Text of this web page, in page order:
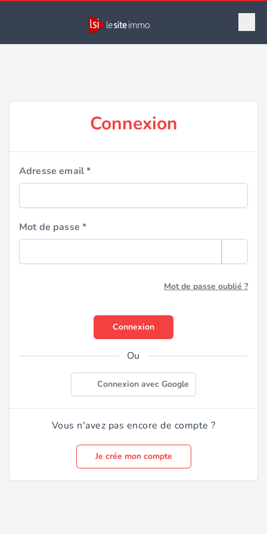
Connexion
Adresse email *
Mot de passe *
Mot de passe oublié ?
Connexion
Ou
Connexion avec Google
Vous n'avez pas encore de compte ?
Je crée mon compte